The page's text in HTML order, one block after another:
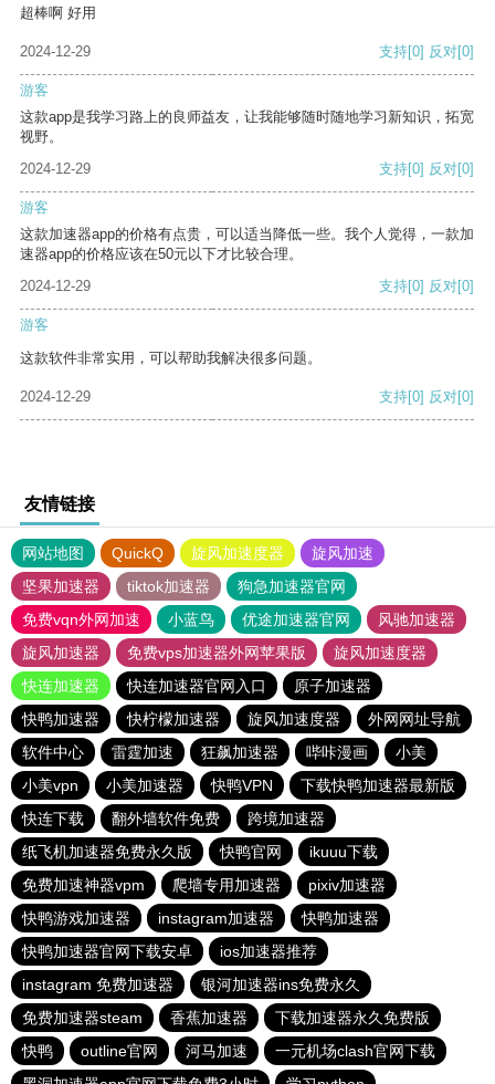
超棒啊 好用
2024-12-29 支持[0] 反对[0]
游客
这款app是我学习路上的良师益友，让我能够随时随地学习新知识，拓宽
视野。
2024-12-29
支持[0] 反对[0]
游客
这款加速器app的价格有点贵，可以适当降低一些。我个人觉得，一款加
速器app的价格应该在50元以下才比较合理。
2024-12-29
支持[0] 反对[0]
游客
这款软件非常实用，可以帮助我解决很多问题。
2024-12-29 支持[0] 反对[0]
友情链接
网站地图 QuickQ 旋风加速度器
旋风加速
坚果加速器
tiktok加速器
狗急加速器官网
免费vqn外网加速
小蓝鸟 优途加速器官网
风驰加速器
旋风加速器
免费vps加速器外网苹果版
旋风加速度器
快连加速器
快连加速器官网入口
原子加速器
快鸭加速器
快柠檬加速器 旋风加速度器
外网网址导航
软件中心
雷霆加速 狂飙加速器 哔咔漫画
小美
小美vpn
小美加速器 快鸭VPN
下载快鸭加速器最新版
快连下载
翻外墙软件免费
跨境加速器
纸飞机加速器免费永久版
快鸭官网
ikuuu下载
免费加速神器vpm
爬墙专用加速器
pixiv加速器
快鸭游戏加速器
instagram加速器
快鸭加速器
快鸭加速器官网下载安卓
ios加速器推荐
instagram 免费加速器
银河加速器ins免费永久
免费加速器steam
香蕉加速器
下载加速器永久免费版
快鸭
outline官网 河马加速
一元机场clash官网下载